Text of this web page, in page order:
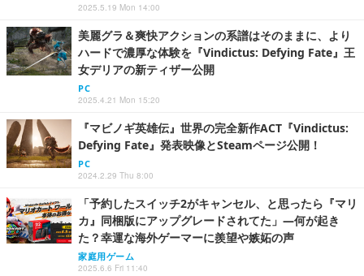
2025.5.19 Mon 14:00
美麗グラ＆爽快アクションの系譜はそのままに、より
ハードで濃厚な体験を『Vindictus: Defying Fate』王
女デリアの新ティザー公開
PC
2025.4.21 Mon 15:20
『マビノギ英雄伝』世界の完全新作ACT『Vindictus:
Defying Fate』発表映像とSteamページ公開！
PC
2024.2.29 Thu 8:00
「予約したスイッチ2がキャンセル、と思ったら『マリ
カ』同梱版にアップグレードされてた」―何が起き
た？幸運な海外ゲーマーに羨望や嫉妬の声
家庭用ゲーム
2025.6.6 Fri 11:40